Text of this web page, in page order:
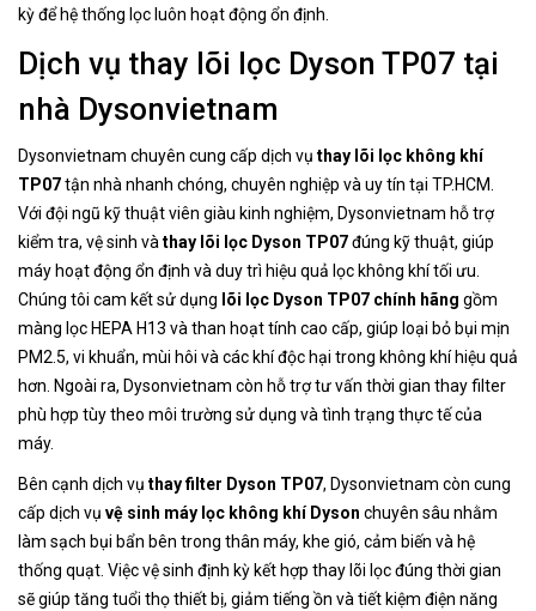
kỳ để hệ thống lọc luôn hoạt động ổn định.
Dịch vụ thay lõi lọc Dyson TP07 tại
nhà Dysonvietnam
Dysonvietnam chuyên cung cấp dịch vụ thay lõi lọc không khí
TP07tận nhà nhanh chóng, chuyên nghiệp và uy tín tại TP.HCM.
Với đội ngũ kỹ thuật viên giàu kinh nghiệm, Dysonvietnam hỗ trợ
kiểm tra, vệ sinh vàthay lõi lọc Dyson TP07đúng kỹ thuật, giúp
máy hoạt động ổn định và duy trì hiệu quả lọc không khí tối ưu.
Chúng tôi cam kết sử dụng lõi lọc Dyson TP07 chính hãng gồm
màng lọc HEPA H13 và than hoạt tính cao cấp, giúp loại bỏ bụi mịn
PM2.5, vi khuẩn, mùi hôi và các khí độc hại trong không khí hiệu quả
hơn. Ngoài ra, Dysonvietnam còn hỗ trợ tư vấn thời gian thay filter
phù hợp tùy theo môi trường sử dụng và tình trạng thực tế của
máy.
Bên cạnh dịch vụ thay filter Dyson TP07, Dysonvietnam còn cung
cấp dịch vụ vệ sinh máy lọc không khí Dyson chuyên sâu nhằm
làm sạch bụi bẩn bên trong thân máy, khe gió, cảm biến và hệ
thống quạt. Việc vệ sinh định kỳ kết hợp thay lõi lọc đúng thời gian
sẽ giúp tăng tuổi thọ thiết bị, giảm tiếng ồn và tiết kiệm điện năng